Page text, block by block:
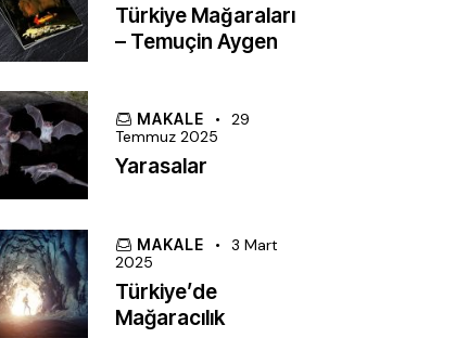
Türkiye Mağaraları
– Temuçin Aygen
MAKALE
29
Temmuz 2025
Yarasalar
MAKALE
3 Mart
2025
Türkiye’de
Mağaracılık